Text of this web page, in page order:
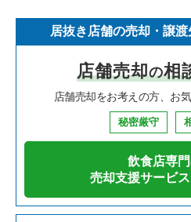
寿司の居抜き売却物件の案件一覧
焼肉の居抜き売却物件の案件一覧
鉄板焼き・お好み焼の居抜き売却
カフェの居抜き売却物件の案件一覧
テイクアウトの居抜き売却物件の
神奈川県の飲食店の居抜き売却物
大阪府の飲食店の居抜き売却物件の
兵庫県の飲食店の居抜き売却物件
愛知県の飲食店の居抜き売却物件
岐阜県の飲食店の居抜き売却物件
新宿区の飲食店の居抜き売却物件
葛飾区の飲食店の居抜き売却物件の
中央区の飲食店の居抜き売却物件
千代田区の飲食店の居抜き売却物
港区の飲食店の居抜き売却物件の
東京23区のイタリア料理の居抜き
東京23区の中華の居抜き売却物件
東京23区のそば・うどんの居抜き
東京23区の焼肉の居抜き売却物件
東京23区の鉄板焼き・お好み焼の
中央区のフランス料理の居抜き売
中央区のイタリア料理の居抜き売
中央区の中華の居抜き売却物件の
中央区の寿司の居抜き売却物件の
中央区の焼肉の居抜き売却物件の
居抜き店舗の売却・譲渡
店舗売却の相
店舗売却をお考えの方、お
秘密厳守
飲食店専
売却支援サービ